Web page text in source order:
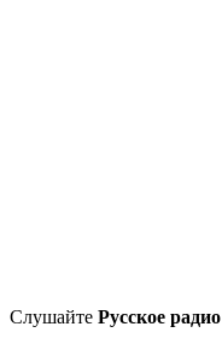
Cлушайте Русское радио